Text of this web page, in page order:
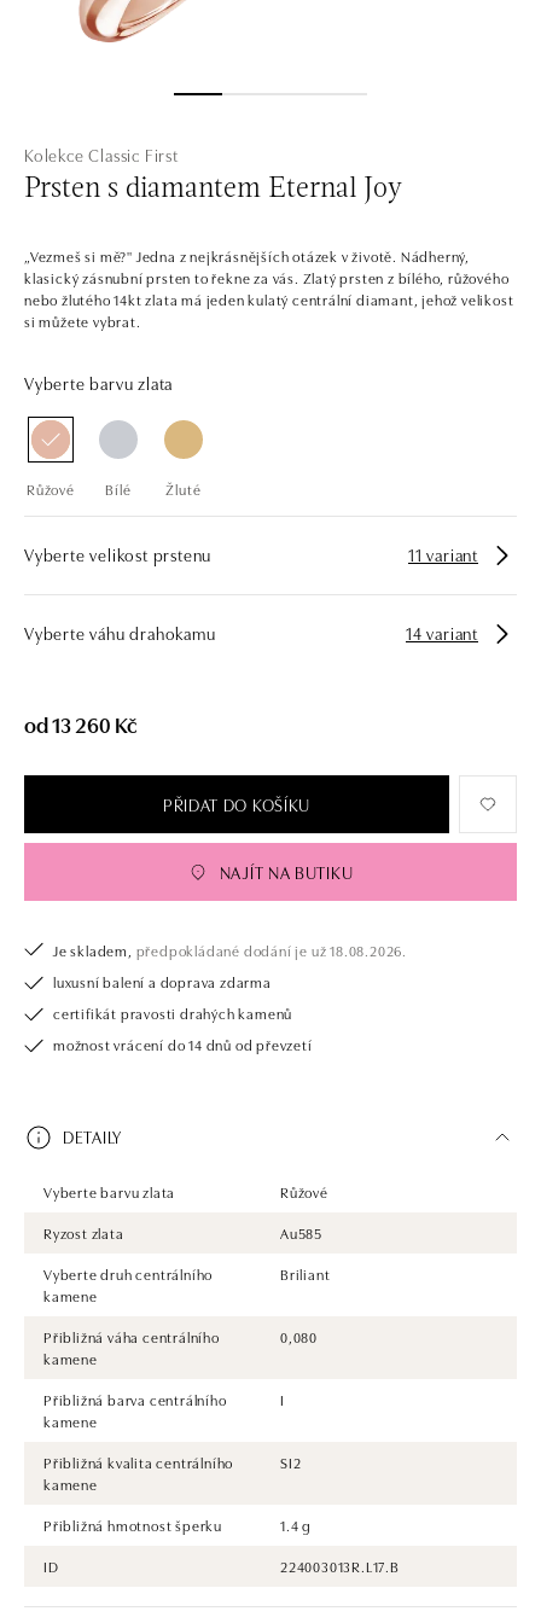
Kolekce Classic First
Prsten s diamantem Eternal Joy
„Vezmeš si mě?" Jedna z nejkrásnějších otázek v životě. Nádherný,
klasický zásnubní prsten to řekne za vás. Zlatý prsten z bílého, růžového
nebo žlutého 14kt zlata má jeden kulatý centrální diamant, jehož velikost
si můžete vybrat.
Vyberte barvu zlata
Růžové Bílé Žluté
Vyberte velikost prstenu 11 variant
Vyberte váhu drahokamu 14 variant
od 13 260 Kč
PŘIDAT DO KOŠÍKU
NAJÍT NA BUTIKU
Je skladem, předpokládané dodání je už 18.08.2026.
luxusní balení a doprava zdarma
certifikát pravosti drahých kamenů
možnost vrácení do 14 dnů od převzetí
DETAILY
Vyberte barvu zlata
Růžové
Ryzost zlata
Au585
Vyberte druh centrálního
kamene
Briliant
Přibližná váha centrálního
kamene
0,080
Přibližná barva centrálního
kamene
I
Přibližná kvalita centrálního
kamene
SI2
Přibližná hmotnost šperku
1.4 g
ID
224003013R.L17.B